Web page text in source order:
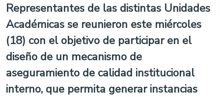
Representantes de las distintas Unidades
Académicas se reunieron este miércoles
(18) con el objetivo de participar en el
diseño de un mecanismo de
aseguramiento de calidad institucional
interno, que permita generar instancias